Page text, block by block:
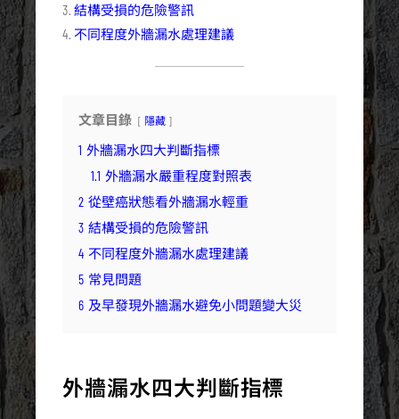
結構受損的危險警訊
不同程度外牆漏水處理建議
文章目錄 隱藏
1 外牆漏水四大判斷指標
1.1 外牆漏水嚴重程度對照表
2 從壁癌狀態看外牆漏水輕重
3 結構受損的危險警訊
4 不同程度外牆漏水處理建議
5 常見問題
6 及早發現外牆漏水避免小問題變大災
外牆漏水四大判斷指標